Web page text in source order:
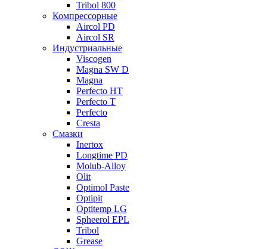
Tribol 800
Компрессорные
Aircol PD
Aircol SR
Индустриальные
Viscogen
Magna SW D
Magna
Perfecto HT
Perfecto T
Perfecto
Cresta
Смазки
Inertox
Longtime PD
Molub-Alloy
Olit
Optimol Paste
Optipit
Optitemp LG
Spheerol EPL
Tribol
Grease